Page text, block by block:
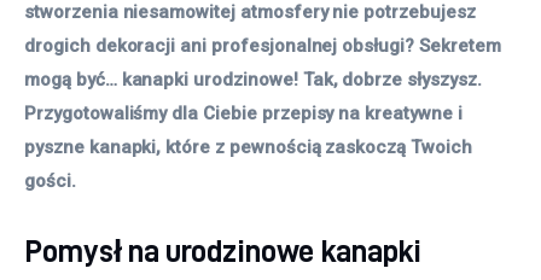
stworzenia niesamowitej atmosfery nie potrzebujesz
drogich dekoracji ani profesjonalnej obsługi? Sekretem
mogą być… kanapki urodzinowe! Tak, dobrze słyszysz.
Przygotowaliśmy dla Ciebie przepisy na kreatywne i
pyszne kanapki, które z pewnością zaskoczą Twoich
gości.
Pomysł na urodzinowe kanapki